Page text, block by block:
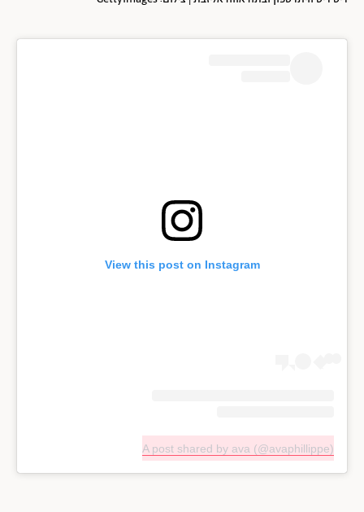
View this post on Instagram
A post shared by ava (@avaphillippe)